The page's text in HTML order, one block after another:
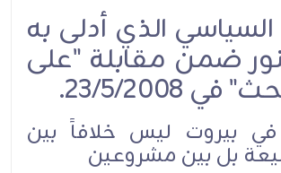
الذي أدلى به
ضمن مقابلة "على
23/5/2008.
بيروت ليس خلافاً بين
بل بين مشروعين